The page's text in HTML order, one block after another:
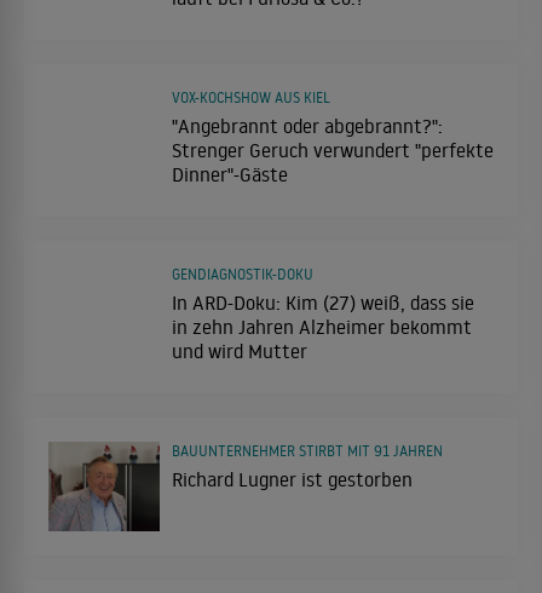
"Angebrannt oder abgebrannt?":
Strenger Geruch verwundert "perfekte
Dinner"-Gäste
VOX-KOCHSHOW AUS KIEL
In ARD-Doku: Kim (27) weiß, dass sie
in zehn Jahren Alzheimer bekommt
und wird Mutter
GENDIAGNOSTIK-DOKU
Richard Lugner ist gestorben
BAUUNTERNEHMER STIRBT MIT 91 JAHREN